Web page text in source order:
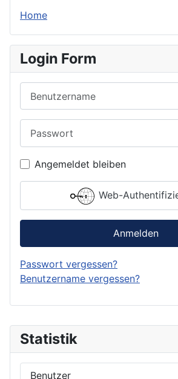
Statistik
Benutzer
Home
Login Form
Angemeldet bleiben
Web-
Anmelden
Passwort vergessen?
Benutzername vergessen?